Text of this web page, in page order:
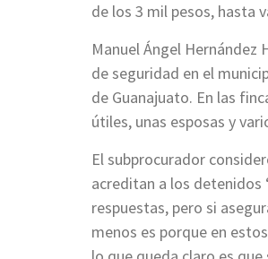
de los 3 mil pesos, hasta
Manuel Ángel
de seguridad en el
de Guanajuato. En las
útiles, unas esposas y
El subprocurador
acreditan a los detenidos
respuestas, pero si
menos es porque en